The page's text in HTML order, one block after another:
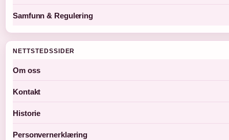
Samfunn & Regulering
NETTSTEDSSIDER
Om oss
Kontakt
Historie
Personvernerklæring